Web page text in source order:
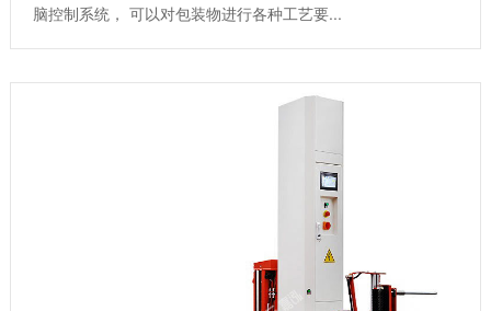
脑控制系统， 可以对包装物进行各种工艺要...